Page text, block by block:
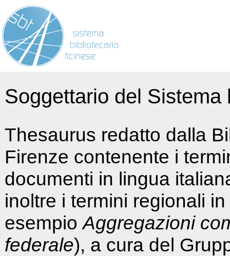
Soggettario del
Thesaurus redatto dalla
Firenze contenente i
documenti in lingua
inoltre i termini regionali
esempioAggregazioni
federale), a cura del